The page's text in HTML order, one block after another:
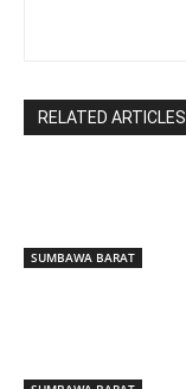
RELATED ARTICLES
SUMBAWA BARAT